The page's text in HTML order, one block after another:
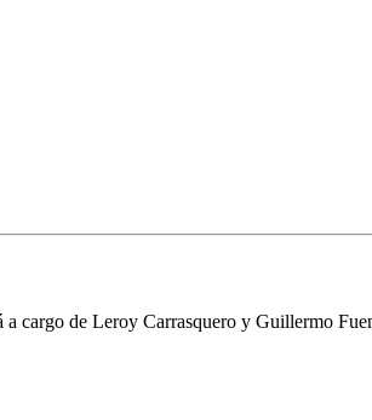
a cargo de Leroy Carrasquero y Guillermo